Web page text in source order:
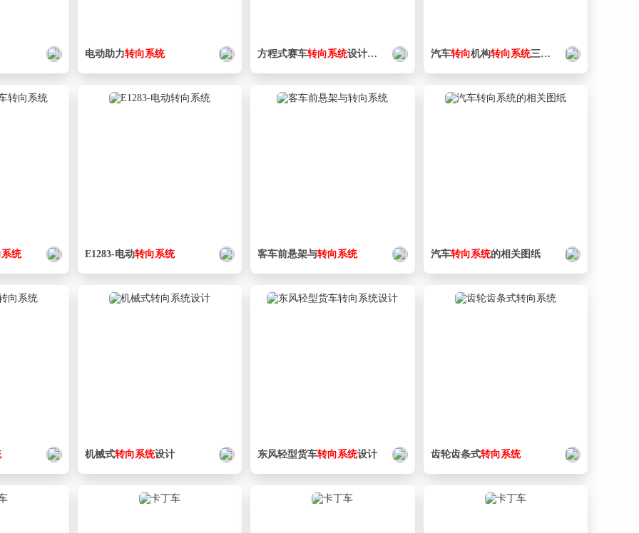
电动助力转向系统 方程式赛车转向系统设计（ 转向系统 汽车转向机构转向系统三维模型设计
系统 E1283-电动转向系统 客车前悬架与转向系统 汽车转向系统的相关图纸
机械式转向系统设计 东风轻型货车转向系统设计 齿轮齿条式转向系统